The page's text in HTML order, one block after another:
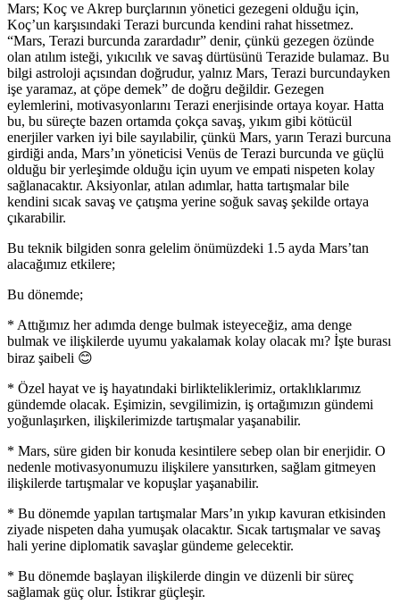
Mars; Koç ve Akrep burçlarının yönetici gezegeni olduğu için,
Koç’un karşısındaki Terazi burcunda kendini rahat hissetmez.
“Mars, Terazi burcunda zarardadır” denir, çünkü gezegen özünde
olan atılım isteği, yıkıcılık ve savaş dürtüsünü Terazide bulamaz. Bu
bilgi astroloji açısından doğrudur, yalnız Mars, Terazi burcundayken
işe yaramaz, at çöpe demek” de doğru değildir. Gezegen
eylemlerini, motivasyonlarını Terazi enerjisinde ortaya koyar. Hatta
bu, bu süreçte bazen ortamda çokça savaş, yıkım gibi kötücül
enerjiler varken iyi bile sayılabilir, çünkü Mars, yarın Terazi burcuna
girdiği anda, Mars’ın yöneticisi Venüs de Terazi burcunda ve güçlü
olduğu bir yerleşimde olduğu için uyum ve empati nispeten kolay
sağlanacaktır. Aksiyonlar, atılan adımlar, hatta tartışmalar bile
kendini sıcak savaş ve çatışma yerine soğuk savaş şekilde ortaya
çıkarabilir.
Bu teknik bilgiden sonra gelelim önümüzdeki 1.5 ayda Mars’tan
alacağımız etkilere;
Bu dönemde;
* Attığımız her adımda denge bulmak isteyeceğiz, ama denge
bulmak ve ilişkilerde uyumu yakalamak kolay olacak mı? İşte burası
biraz şaibeli 😊
* Özel hayat ve iş hayatındaki birlikteliklerimiz, ortaklıklarımız
gündemde olacak. Eşimizin, sevgilimizin, iş ortağımızın gündemi
yoğunlaşırken, ilişkilerimizde tartışmalar yaşanabilir.
* Mars, süre giden bir konuda kesintilere sebep olan bir enerjidir. O
nedenle motivasyonumuzu ilişkilere yansıtırken, sağlam gitmeyen
ilişkilerde tartışmalar ve kopuşlar yaşanabilir.
* Bu dönemde yapılan tartışmalar Mars’ın yıkıp kavuran etkisinden
ziyade nispeten daha yumuşak olacaktır. Sıcak tartışmalar ve savaş
hali yerine diplomatik savaşlar gündeme gelecektir.
* Bu dönemde başlayan ilişkilerde dingin ve düzenli bir süreç
sağlamak güç olur. İstikrar güçleşir.